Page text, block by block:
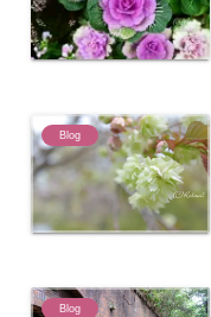
Blog
Blog